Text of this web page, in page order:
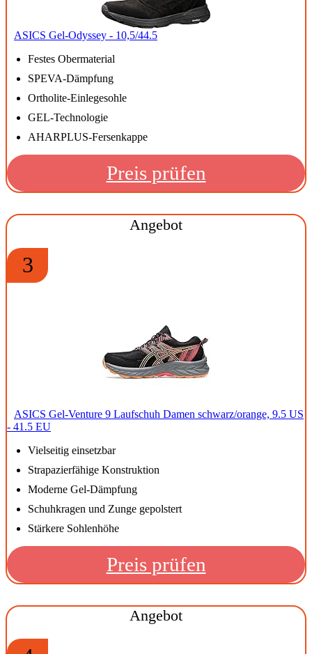
ASICS Gel-Odyssey - 10,5/44.5
Festes Obermaterial
SPEVA-Dämpfung
Ortholite-Einlegesohle
GEL-Technologie
AHARPLUS-Fersenkappe
Preis prüfen
Angebot
3
ASICS Gel-Venture 9 Laufschuh Damen schwarz/orange, 9.5 US
- 41.5 EU
Vielseitig einsetzbar
Strapazierfähige Konstruktion
Moderne Gel-Dämpfung
Schuhkragen und Zunge gepolstert
Stärkere Sohlenhöhe
Preis prüfen
Angebot